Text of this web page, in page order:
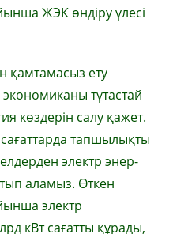
ЖЭК өндіру үлесі
қам­тамасыз ету
тұ­тастай
көздерін салу қажет.
тапшылықты
электр энер­
аламыз. Өткен
электр
кВт сағатты құрады,